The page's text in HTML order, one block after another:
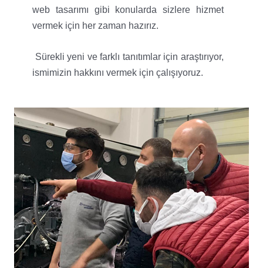
web tasarımı gibi konularda sizlere hizmet
vermek için her zaman hazırız.
Sürekli yeni ve farklı tanıtımlar için araştırıyor,
ismimizin hakkını vermek için çalışıyoruz.